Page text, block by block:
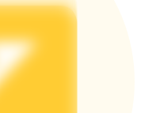
USDT prize pool!